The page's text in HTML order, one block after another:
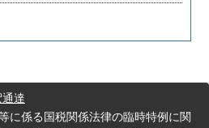
達
に係る国税関係法律の臨時特例に関